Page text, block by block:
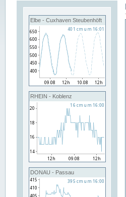
Elbe - Cuxhaven Steubenhöft
RHEIN - Koblenz
DONAU - Passau